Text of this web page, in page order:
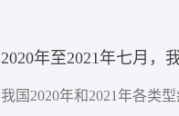
2020年至2021年七月，
我国2020年和2021年各类